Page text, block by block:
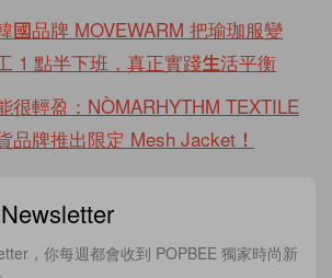
國品牌 MOVEWARM 把瑜珈服變
1 點半下班，真正實踐生活平衡
很輕盈：NÒMARHYTHM TEXTILE
品牌推出限定 Mesh Jacket！
，你每週都會收到 POPBEE 獨家時尚新